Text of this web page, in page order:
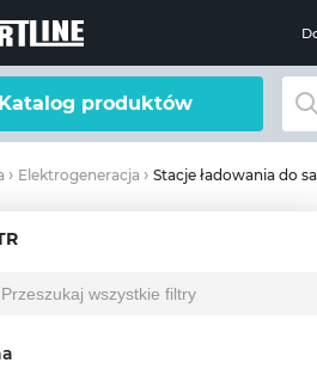
produktów
Elektrogeneracja Stacje ładowania do